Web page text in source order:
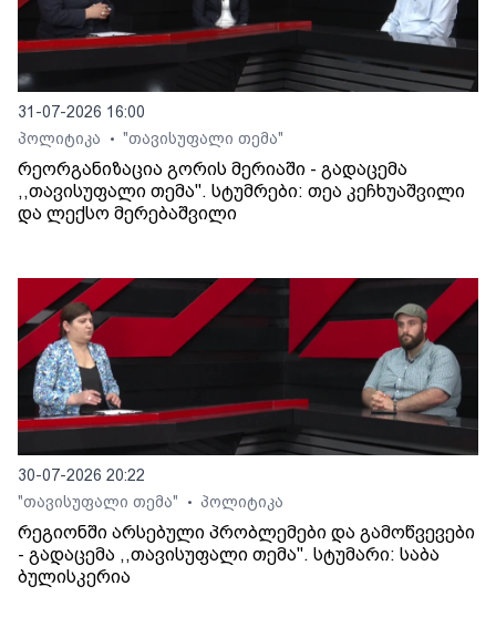
31-07-2026 16:00
პოლიტიკა
• "თავისუფალი თემა"
რეორგანიზაცია გორის მერიაში - გადაცემა
,,თავისუფალი თემა". სტუმრები: თეა კეჩხუაშვილი
და ლექსო მერებაშვილი
30-07-2026 20:22
"თავისუფალი თემა"
• პოლიტიკა
რეგიონში არსებული პრობლემები და გამოწვევები
- გადაცემა ,,თავისუფალი თემა". სტუმარი: საბა
ბულისკერია